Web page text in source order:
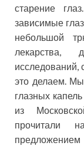
старение
зависимые
небольшой
лекарства,
исследований,
это делаем.
глазных
из
прочитали
предложением